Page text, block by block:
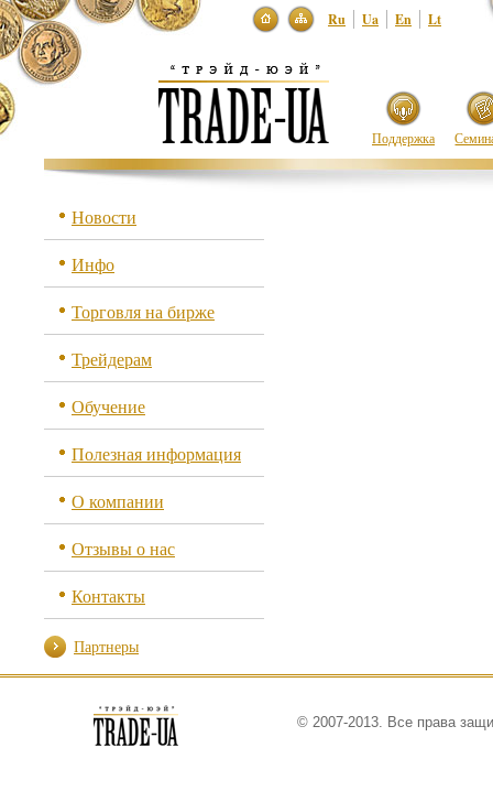
Ru Ua En Lt
Поддержка
Новости
Инфо
Торговля на бирже
Трейдерам
Обучение
Полезная информация
О компании
Отзывы о нас
Контакты
Партнеры
© 2007-2013. Все права